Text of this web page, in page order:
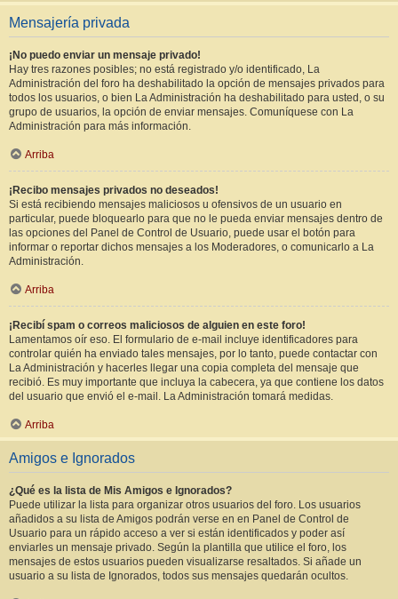
Mensajería privada
¡No puedo enviar un mensaje privado!
Hay tres razones posibles; no está registrado y/o identificado, La
Administración del foro ha deshabilitado la opción de mensajes privados para
todos los usuarios, o bien La Administración ha deshabilitado para usted, o su
grupo de usuarios, la opción de enviar mensajes. Comuníquese con La
Administración para más información.
Arriba
¡Recibo mensajes privados no deseados!
Si está recibiendo mensajes maliciosos u ofensivos de un usuario en
particular, puede bloquearlo para que no le pueda enviar mensajes dentro de
las opciones del Panel de Control de Usuario, puede usar el botón para
informar o reportar dichos mensajes a los Moderadores, o comunicarlo a La
Administración.
Arriba
¡Recibí spam o correos maliciosos de alguien en este foro!
Lamentamos oír eso. El formulario de e-mail incluye identificadores para
controlar quién ha enviado tales mensajes, por lo tanto, puede contactar con
La Administración y hacerles llegar una copia completa del mensaje que
recibió. Es muy importante que incluya la cabecera, ya que contiene los datos
del usuario que envió el e-mail. La Administración tomará medidas.
Arriba
Amigos e Ignorados
¿Qué es la lista de Mis Amigos e Ignorados?
Puede utilizar la lista para organizar otros usuarios del foro. Los usuarios
añadidos a su lista de Amigos podrán verse en en Panel de Control de
Usuario para un rápido acceso a ver si están identificados y poder así
enviarles un mensaje privado. Según la plantilla que utilice el foro, los
mensajes de estos usuarios pueden visualizarse resaltados. Si añade un
usuario a su lista de Ignorados, todos sus mensajes quedarán ocultos.